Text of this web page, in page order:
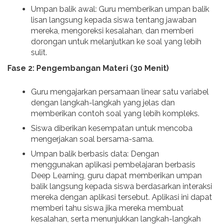
Umpan balik awal: Guru memberikan umpan balik
lisan langsung kepada siswa tentang jawaban
mereka, mengoreksi kesalahan, dan memberi
dorongan untuk melanjutkan ke soal yang lebih
sulit.
Fase 2: Pengembangan Materi (30 Menit)
Guru mengajarkan persamaan linear satu variabel
dengan langkah-langkah yang jelas dan
memberikan contoh soal yang lebih kompleks.
Siswa diberikan kesempatan untuk mencoba
mengerjakan soal bersama-sama.
Umpan balik berbasis data: Dengan
menggunakan aplikasi pembelajaran berbasis
Deep Learning, guru dapat memberikan umpan
balik langsung kepada siswa berdasarkan interaksi
mereka dengan aplikasi tersebut. Aplikasi ini dapat
memberi tahu siswa jika mereka membuat
kesalahan, serta menunjukkan langkah-langkah